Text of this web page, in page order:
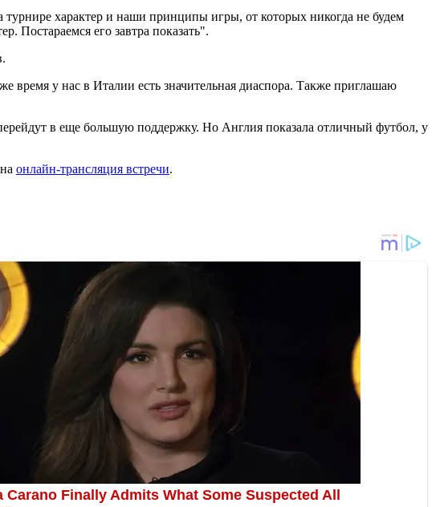
характер и наши принципы игры, от которых никогда не будем
Постараемся его завтра показать".
у нас в Италии есть значительная диаспора. Также приглашаю
в еще большую поддержку. Но Англия показала отличный футбол, у
онлайн-трансляция встречи.